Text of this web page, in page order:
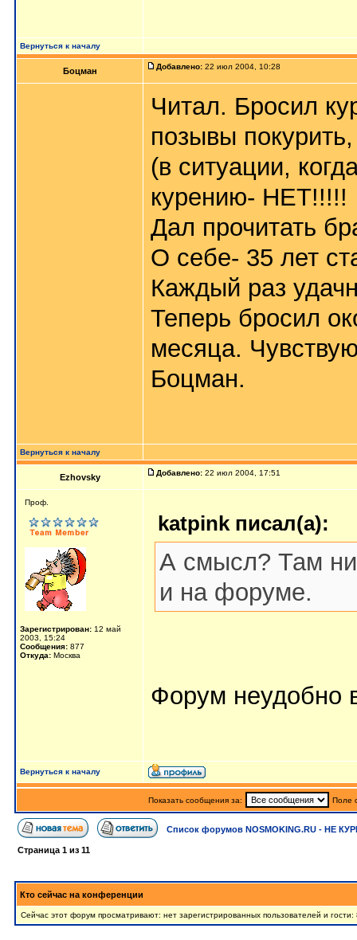
Вернуться к началу
Боцман Добавлено: 22 июл 2004, 10:28
Читал. Бросил
позывы
(в ситуации,
курению- НЕТ!!!!!
Дал прочитать
О себе- 35 лет
Каждый раз
Теперь бросил
месяца.
Боцман.
Вернуться к началу
Ezhovsky Добавлено: 22 июл 2004, 17:51
Пpoф.
Зарегистрирован: 12 май
2003, 15:24
Сообщения: 877
Откуда: Москва
katpink писал(а):
А смысл? Там
и на форуме.
Форум неудобно
Вернуться к началу
Показать сообщения за: Поле
Список форумов NOSMOKING.RU - НЕ
Страница 1 из 11
Кто сейчас на конференции
Сейчас этот форум просматривают: нет зарегистрированных пользователей и гости: